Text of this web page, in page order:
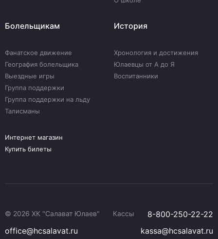
Болельщикам
Фанатское движение
География болельщика
Выездные игры
Группа поддержки
Группа поддержки на льду
Талисманы
История
Хронология и достижения
Юлаевцы от А до Я
Воспитанники
Интернет магазин
Купить билеты
© 2026 ХК "Салават Юлаев" Кассы
8-800-250-22-22
office@hcsalavat.ru
kassa@hcsalavat.ru